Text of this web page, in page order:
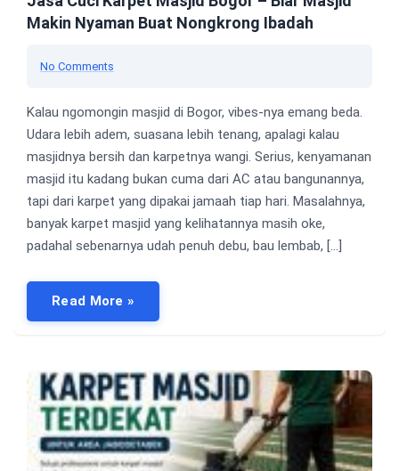
Makin Nyaman Buat Nongkrong Ibadah
No Comments
Kalau ngomongin masjid di Bogor, vibes-nya emang beda.
Udara lebih adem, suasana lebih tenang, apalagi kalau
masjidnya bersih dan karpetnya wangi. Serius, kenyamanan
masjid itu kadang bukan cuma dari AC atau bangunannya,
tapi dari karpet yang dipakai jamaah tiap hari. Masalahnya,
banyak karpet masjid yang kelihatannya masih oke,
padahal sebenarnya udah penuh debu, bau lembab, […]
Read More »